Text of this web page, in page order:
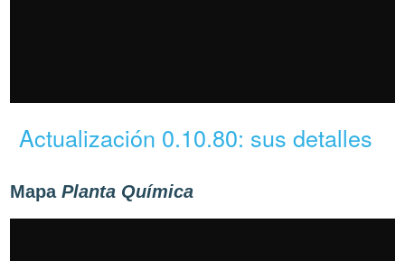
Actualización 0.10.80: sus detalles
MapaPlanta Química